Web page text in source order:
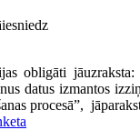
obligāti
datus izmantos
procesā”,